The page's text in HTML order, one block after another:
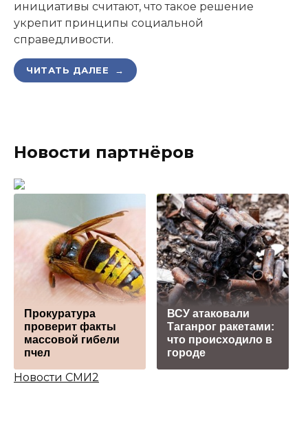
инициативы считают, что такое решение
укрепит принципы социальной
справедливости.
ЧИТАТЬ ДАЛЕЕ →
Новости партнёров
Прокуратурa
проверит факты
массовой гибели
пчел
ВСУ атаковали
Таганрог ракетами:
что происходило в
городе
Новости СМИ2